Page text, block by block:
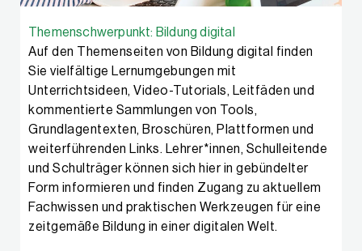
Themenschwerpunkt: Bildung digital
Auf den Themenseiten von Bildung digital finden
Sie vielfältige Lernumgebungen mit
Unterrichtsideen, Video-Tutorials, Leitfäden und
kommentierte Sammlungen von Tools,
Grundlagentexten, Broschüren, Plattformen und
weiterführenden Links. Lehrer*innen, Schulleitende
und Schulträger können sich hier in gebündelter
Form informieren und finden Zugang zu aktuellem
Fachwissen und praktischen Werkzeugen für eine
zeitgemäße Bildung in einer digitalen Welt.